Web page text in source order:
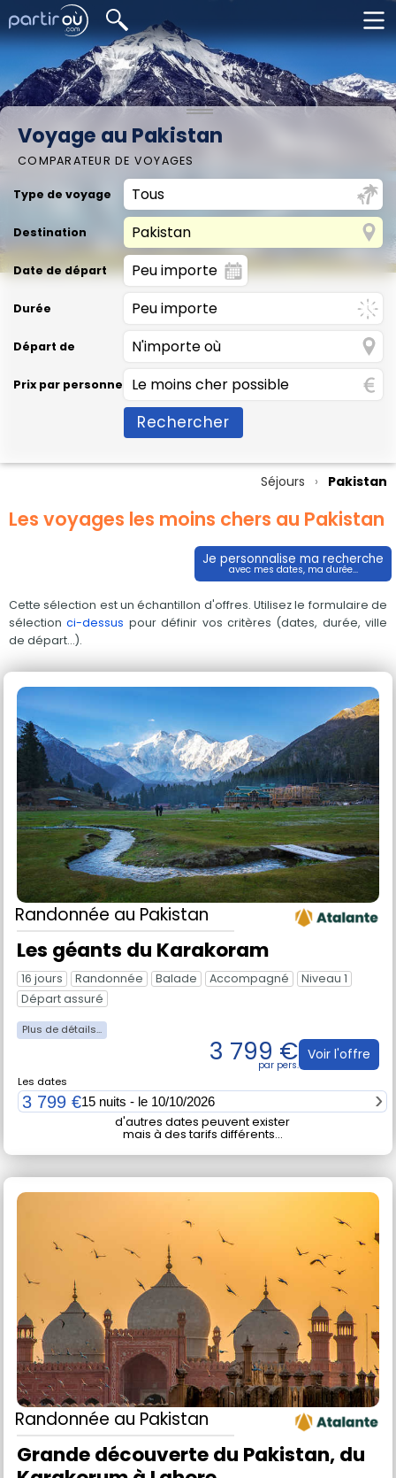
Voyage au Pakistan
COMPARATEUR DE VOYAGES
Type de voyage
Destination
Date de départ
Durée
Départ de
Prix par personne
Rechercher
Séjours Pakistan
Les voyages les moins chers au Pakistan
Je personnalise ma recherche
avec mes dates, ma durée...
Cette sélection est un échantillon d'offres. Utilisez le formulaire de
sélectionci-dessus pour définir vos critères (dates, durée, ville
de départ...).
Randonnée au Pakistan
Les géants du Karakoram
16 jours Randonnée Balade Accompagné
Niveau 1
Départ assuré
3 799 € Voir l'offre
Les dates
3 799 €15 nuits - le 10/10/2026
d'autres dates peuvent exister
mais à des tarifs différents...
Randonnée au Pakistan
Grande découverte du Pakistan, du